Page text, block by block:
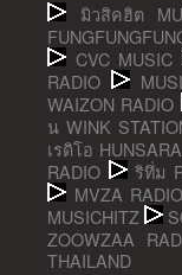
มิวสิคฮิต
CVC MUSIC
RADIO
WAIZON RADIO
น WINK
เรดิโอ
RADIO
ริทึ่ม
MVZA RADIO
MUSICHITZ
ZOOWZAA
THAILAND